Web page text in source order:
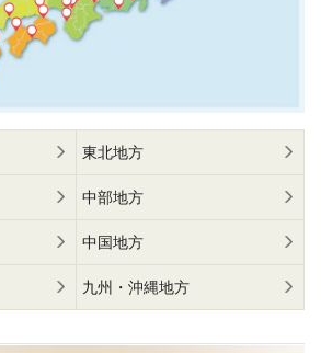
東北地方
中部地方
中国地方
九州・沖縄地方